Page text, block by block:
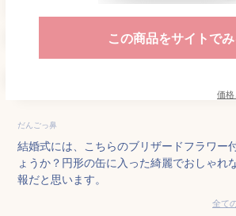
この商品をサイトで
価
だんごっ鼻
結婚式には、こちらのブリザードフラワー
ょうか？円形の缶に入った綺麗でおしゃれ
報だと思います。
全て